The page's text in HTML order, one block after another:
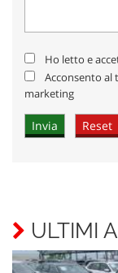
Ho letto e
Acconsento
marketing
ULTIMI